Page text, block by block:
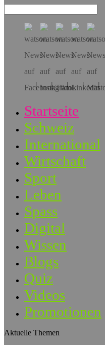
Startseite
Schweiz
International
Wirtschaft
Sport
Leben
Spass
Digital
Wissen
Blogs
Quiz
Videos
Promotionen
Aktuelle Themen